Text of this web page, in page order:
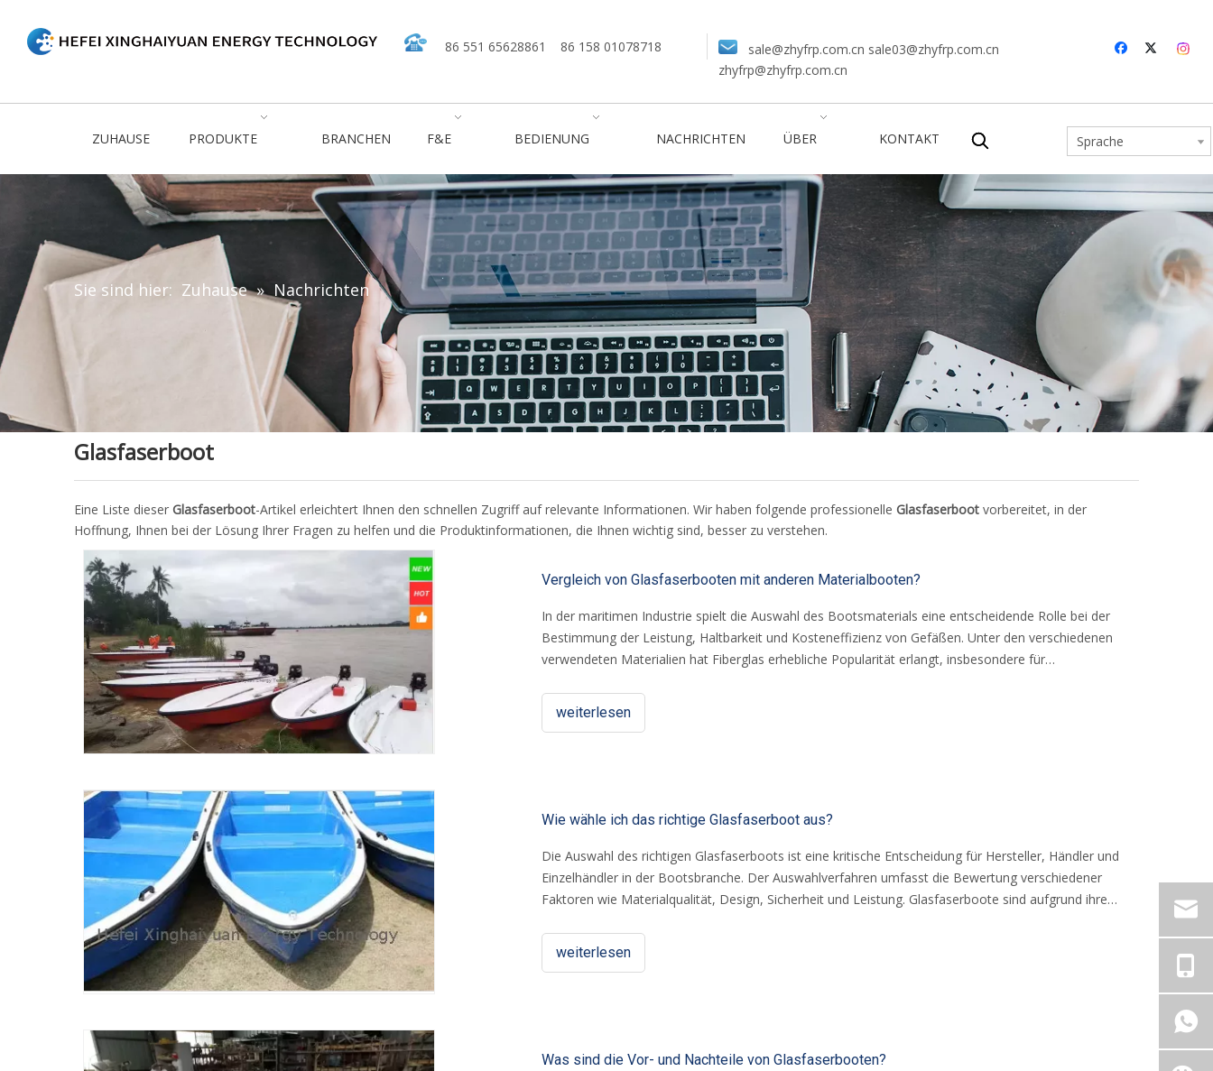
86 551 65628861 86 158 01078718 sale@zhyfrp.com.cn sale03@zhyfrp.com.cn
zhyfrp@zhyfrp.com.cn
ZUHAUSE PRODUKTE BRANCHEN F&E BEDIENUNG NACHRICHTEN ÜBER KONTAKT Sprache
Sie sind hier: Zuhause » Nachrichten
Glasfaserboot
Eine Liste dieser Glasfaserboot-Artikel erleichtert Ihnen den schnellen Zugriff auf relevante Informationen. Wir haben folgende professionelle Glasfaserboot vorbereitet, in der
Hoffnung, Ihnen bei der Lösung Ihrer Fragen zu helfen und die Produktinformationen, die Ihnen wichtig sind, besser zu verstehen.
Vergleich von Glasfaserbooten mit anderen Materialbooten?
In der maritimen Industrie spielt die Auswahl des Bootsmaterials eine entscheidende Rolle bei der
Bestimmung der Leistung, Haltbarkeit und Kosteneffizienz von Gefäßen. Unter den verschiedenen
verwendeten Materialien hat Fiberglas erhebliche Popularität erlangt, insbesondere für
ihre eigenen Vor- und Nachteile. Dieses Papier zielt darauf ab, einen umfassenden Vergleich von
weiterlesen
Wie wähle ich das richtige Glasfaserboot aus?
Die Auswahl des richtigen Glasfaserboots ist eine kritische Entscheidung für Hersteller, Händler und
Einzelhändler in der Bootsbranche. Der Auswahlverfahren umfasst die Bewertung verschiedener
Faktoren wie Materialqualität, Design, Sicherheit und Leistung. Glasfaserboote sind aufgrund ihrer
zahlreichen Optionen, die auf dem Markt verfügbar sind, kann es jedoch schwierig sein,
weiterlesen
Was sind die Vor- und Nachteile von Glasfaserbooten?